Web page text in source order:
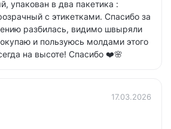
упакован в два пакетика :
с этикетками. Спасибо за
разбилась, видимо швыряли
и пользуюсь молдами этого
на высоте! Спасибо ❤️🌸
17.03.2026